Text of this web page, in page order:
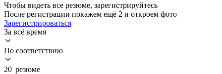
Чтобы видеть все резюме, зарегистрируйтесь
После регистрации покажем ещё 2 и откроем фото
Зарегистрироваться
За всё время
По соответствию
20 резюме